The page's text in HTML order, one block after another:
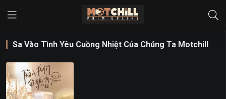
Sa Vào Tình Yêu Cuồng Nhiệt Của Chúng Ta Motchill